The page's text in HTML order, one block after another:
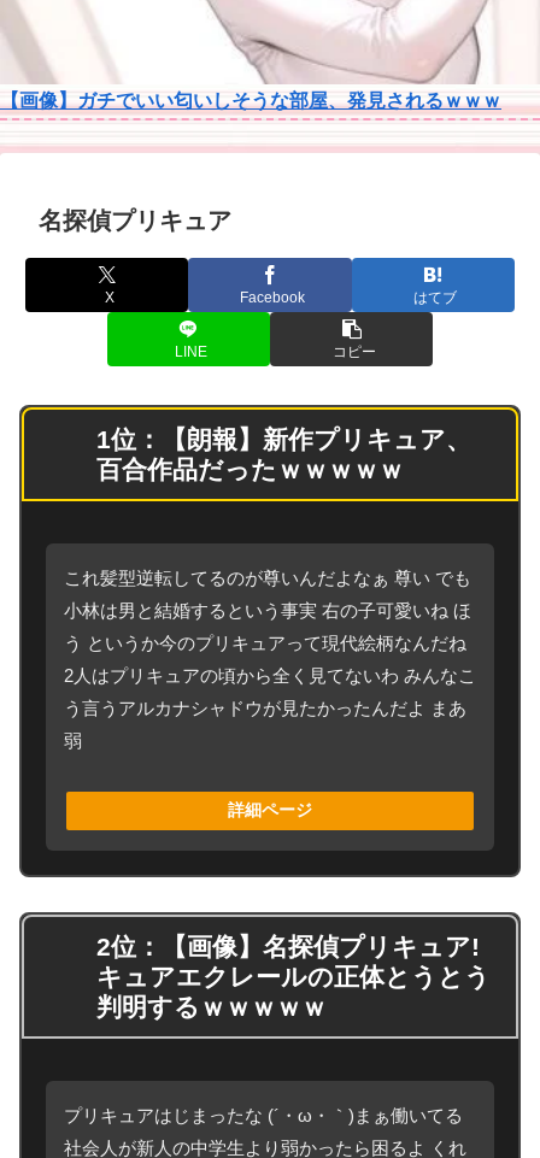
【画像】ガチでいい匂いしそうな部屋、発見されるｗｗｗ
名探偵プリキュア
X Facebook はてブ
LINE コピー
1位：【朗報】新作プリキュア、
百合作品だったｗｗｗｗｗ
これ髪型逆転してるのが尊いんだよなぁ 尊い でも
小林は男と結婚するという事実 右の子可愛いね ほ
う というか今のプリキュアって現代絵柄なんだね
2人はプリキュアの頃から全く見てないわ みんなこ
う言うアルカナシャドウが見たかったんだよ まあ
弱
詳細ページ
2位：【画像】名探偵プリキュア!
キュアエクレールの正体とうとう
判明するｗｗｗｗｗ
プリキュアはじまったな (´・ω・｀)まぁ働いてる
社会人が新人の中学生より弱かったら困るよ くれ